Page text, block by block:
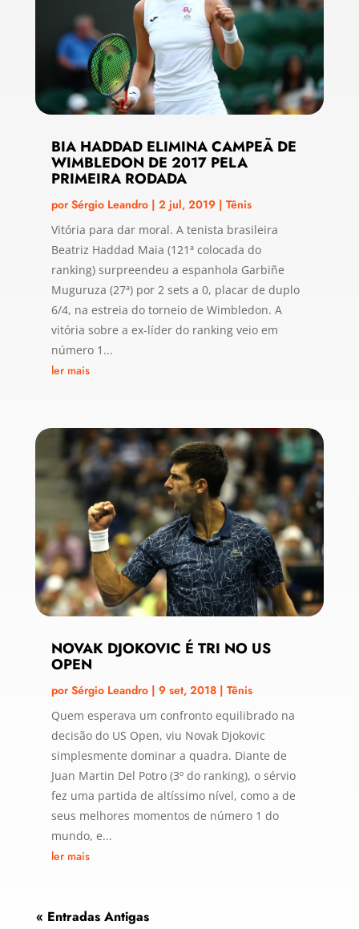
BIA HADDAD ELIMINA CAMPEÃ DE
WIMBLEDON DE 2017 PELA
PRIMEIRA RODADA
porSérgio Leandro| 2 jul, 2019| Tênis
Vitória para dar moral. A tenista brasileira
Beatriz Haddad Maia (121ª colocada do
ranking) surpreendeu a espanhola Garbiñe
Muguruza (27ª) por 2 sets a 0, placar de duplo
6/4, na estreia do torneio de Wimbledon. A
vitória sobre a ex-líder do ranking veio em
número 1...
ler mais
NOVAK DJOKOVIC É TRI NO US
OPEN
porSérgio Leandro| 9 set, 2018| Tênis
Quem esperava um confronto equilibrado na
decisão do US Open, viu Novak Djokovic
simplesmente dominar a quadra. Diante de
Juan Martin Del Potro (3º do ranking), o sérvio
fez uma partida de altíssimo nível, como a de
seus melhores momentos de número 1 do
mundo, e...
ler mais
« Entradas Antigas